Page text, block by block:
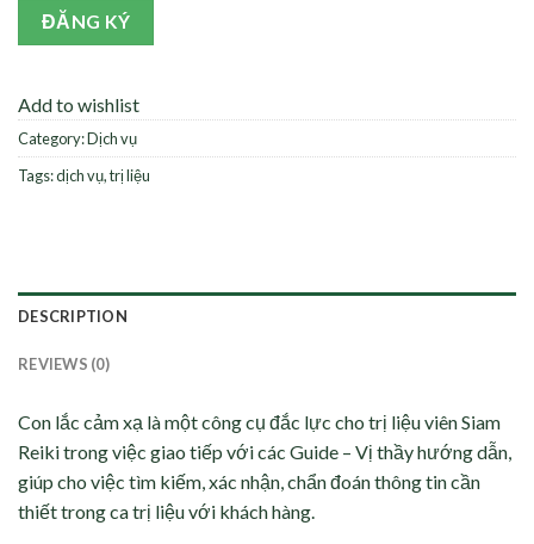
ĐĂNG KÝ
Add to wishlist
Category:Dịch vụ
Tags:dịch vụ,trị liệu
DESCRIPTION
REVIEWS (0)
Con lắc cảm xạ là một công cụ đắc lực cho trị liệu viên Siam
Reiki trong việc giao tiếp với các Guide – Vị thầy hướng dẫn,
giúp cho việc tìm kiếm, xác nhận, chẩn đoán thông tin cần
thiết trong ca trị liệu với khách hàng.